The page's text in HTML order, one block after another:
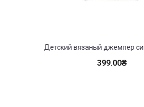
Детский вязаный джемпер
399.00₴